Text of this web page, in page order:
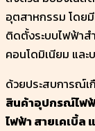
อุตสาหกรรม โดย
ติดตั้งระบบไฟฟ้าส
คอนโดมิเนียม แล
ด้วยประสบการณ์
สินค้าอุปกรณ์ไฟ
ไฟฟ้า สายเคเบิ้